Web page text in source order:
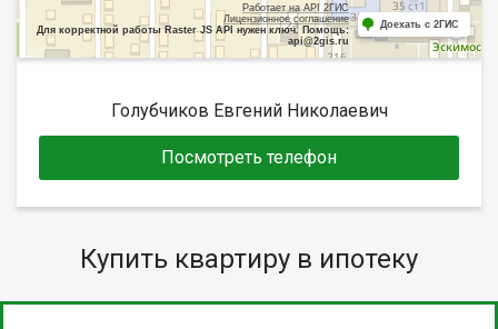
Работает на API 2ГИС
Лицензионное соглашение
Для корректной работы Raster JS API нужен ключ. Помощь:
api@2gis.ru
Доехать с 2ГИС
Голубчиков Евгений Николаевич
Посмотреть телефон
Купить квартиру в ипотеку